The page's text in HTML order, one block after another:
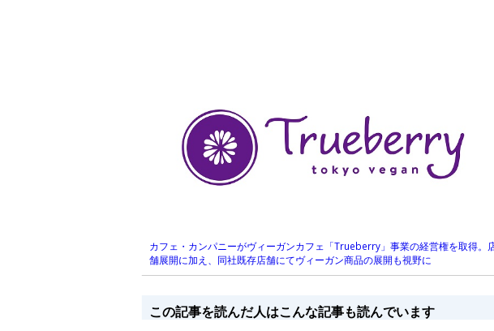
カフェ・カンパニーがヴィーガンカフェ「Trueberry」事業の経営権を取得。
舗展開に加え、同社既存店舗にてヴィーガン商品の展開も視野に
この記事を読んだ人はこんな記事も読んでいます